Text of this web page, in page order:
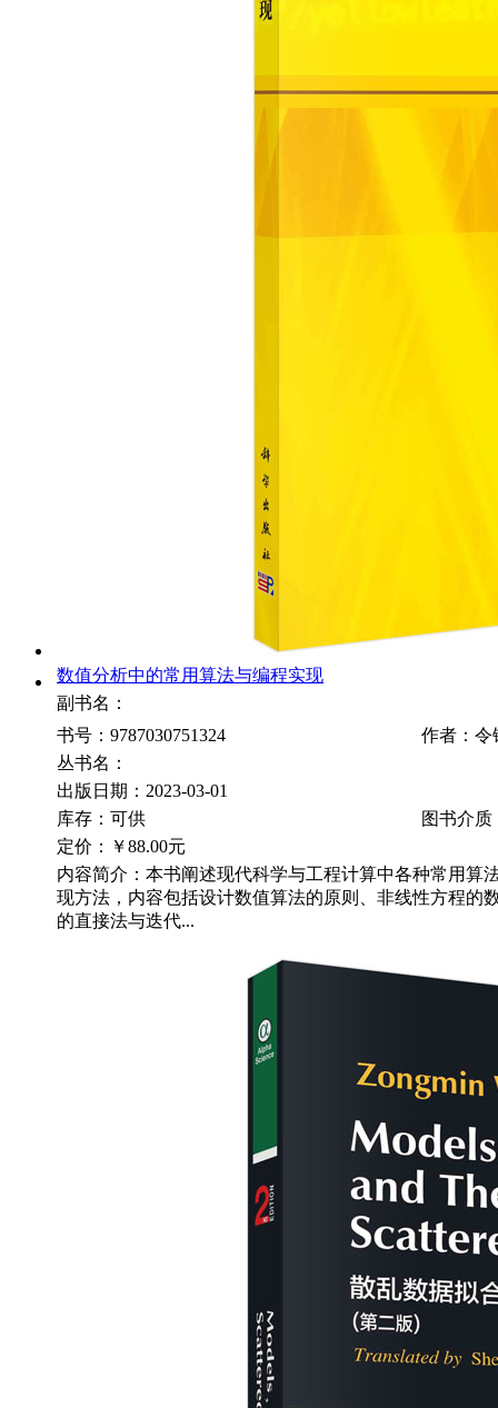
数值分析中的常用算法与编程实现
副书名：
书号：9787030751324
作者：令
丛书名：
出版日期：2023-03-01
库存：可供
图书介质
定价：
￥88.00元
内容简介：本书阐述现代科学与工程计算中各种常用算
现方法，内容包括设计数值算法的原则、非线性方程的
的直接法与迭代...